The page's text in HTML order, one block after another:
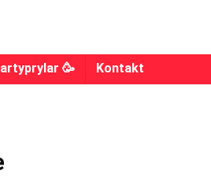
🥳 Kontakt